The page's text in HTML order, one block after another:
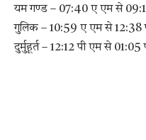
यम गण्ड – 07:40 ए एम से
गुलिक – 10:59 ए एम से 12:38
दुर्मुहूर्त – 12:12 पी एम से 01:05